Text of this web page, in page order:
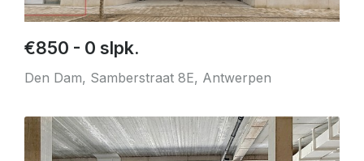
€850 - 0 slpk.
Den Dam, Samberstraat 8E, Antwerpen